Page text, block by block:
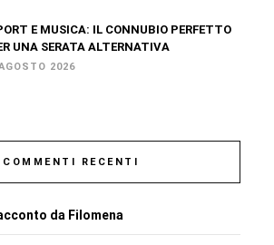
E MUSICA: IL CONNUBIO PERFETTO
UNA SERATA ALTERNATIVA
2026
COMMENTI RECENTI
da Filomena